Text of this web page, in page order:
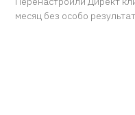
месяц без особо